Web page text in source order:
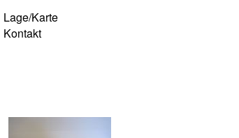
Lage/Karte
Kontakt